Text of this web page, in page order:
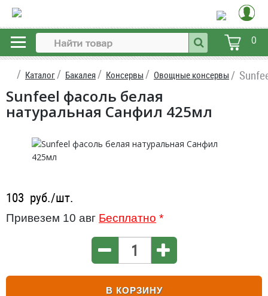
0
Каталог Бакалея Консервы Овощные консервы
Sunfeel фасоль белая
натуральная Санфил 425мл
103 руб./шт.
Привезем 10 авг Бесплатно *
В КОРЗИНУ